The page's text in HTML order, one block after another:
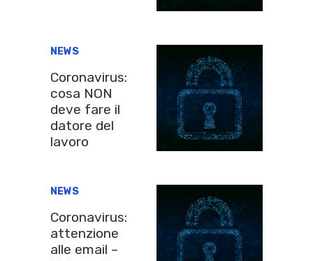
NEWS
Coronavirus:
cosa NON
deve fare il
datore del
lavoro
NEWS
Coronavirus:
attenzione
alle email –